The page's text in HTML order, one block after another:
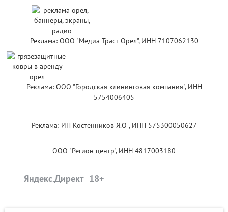
Реклама: ООО "Медиа Траст Орёл", ИНН 7107062130
Реклама: ООО "Городская клининговая компания", ИНН
5754006405
Реклама: ИП Костенников Я.О , ИНН 575300050627
ООО "Регион центр", ИНН 4817003180
Яндекс.Директ